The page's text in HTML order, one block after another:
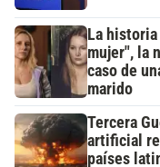
La
mujer", la
caso de
marido
Tercera
artificial
países